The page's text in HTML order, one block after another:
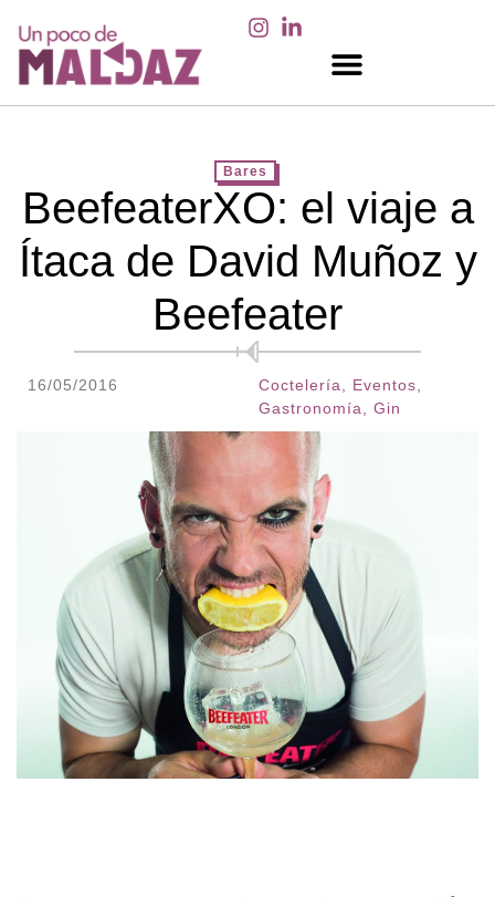
Bares
BeefeaterXO: el viaje a
Ítaca de David Muñoz y
Beefeater
16/05/2016 Coctelería Eventos
Gastronomía
Gin